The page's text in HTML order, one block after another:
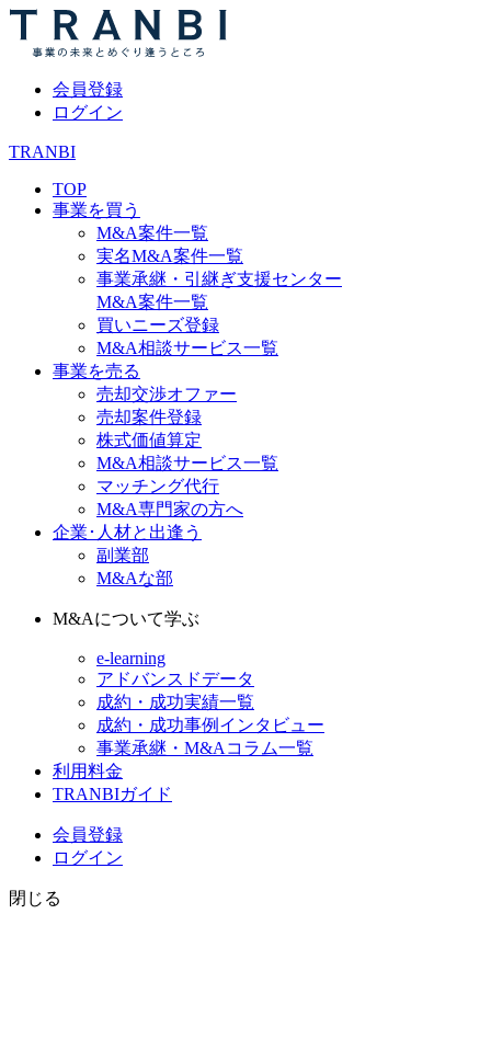
会員登録
ログイン
TRANBI
TOP
事業を買う
M&A案件一覧
実名M&A案件一覧
事業承継・引継ぎ支援センター
M&A案件一覧
買いニーズ登録
M&A相談サービス一覧
事業を売る
売却交渉オファー
売却案件登録
株式価値算定
M&A相談サービス一覧
マッチング代行
M&A専門家の方へ
企業･人材と出逢う
副業部
M&Aな部
M&Aについて学ぶ
e-learning
アドバンスドデータ
成約・成功実績一覧
成約・成功事例インタビュー
事業承継・M&Aコラム一覧
利用料金
TRANBIガイド
会員登録
ログイン
閉じる